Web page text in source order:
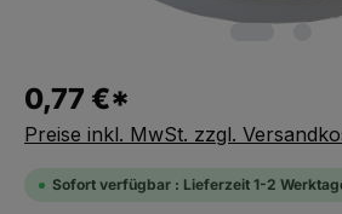
0,77 €*
Preise inkl. MwSt. zzgl.
Sofort verfügbar : Lieferzeit 1-2